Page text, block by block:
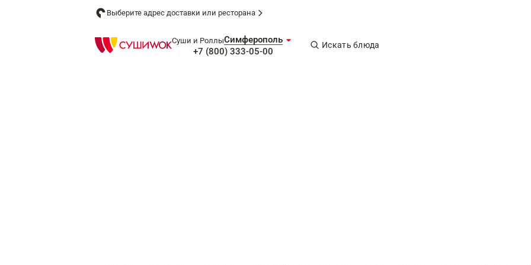
Выберите адрес доставки или ресторана
Суши и РоллыСимферополь
+7 (800) 333-05-00
Искать блюда